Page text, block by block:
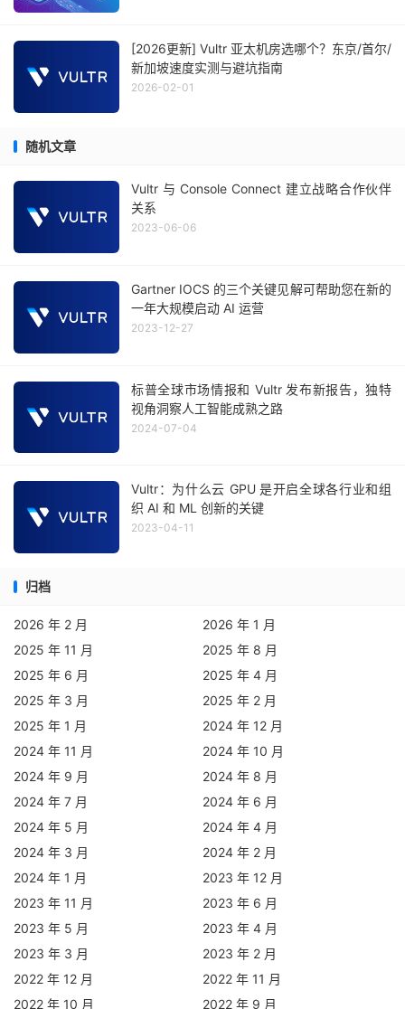
[2026更新] Vultr 亚太机房选哪个？东京/首尔/
新加坡速度实测与避坑指南
2026-02-01
随机文章
Vultr 与 Console Connect 建立战略合作伙伴
关系
2023-06-06
Gartner IOCS 的三个关键见解可帮助您在新的
一年大规模启动 AI 运营
2023-12-27
标普全球市场情报和 Vultr 发布新报告，独特
视角洞察人工智能成熟之路
2024-07-04
Vultr：为什么云 GPU 是开启全球各行业和组
织 AI 和 ML 创新的关键
2023-04-11
归档
2026 年 2 月
2026 年 1 月
2025 年 11 月
2025 年 8 月
2025 年 6 月
2025 年 4 月
2025 年 3 月
2025 年 2 月
2025 年 1 月
2024 年 12 月
2024 年 11 月
2024 年 10 月
2024 年 9 月
2024 年 8 月
2024 年 7 月
2024 年 6 月
2024 年 5 月
2024 年 4 月
2024 年 3 月
2024 年 2 月
2024 年 1 月
2023 年 12 月
2023 年 11 月
2023 年 6 月
2023 年 5 月
2023 年 4 月
2023 年 3 月
2023 年 2 月
2022 年 12 月
2022 年 11 月
2022 年 10 月
2022 年 9 月